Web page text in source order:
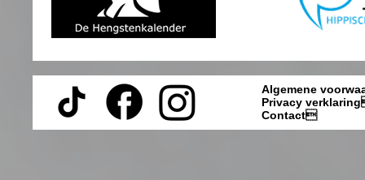
Algemene
Privacy
Contact